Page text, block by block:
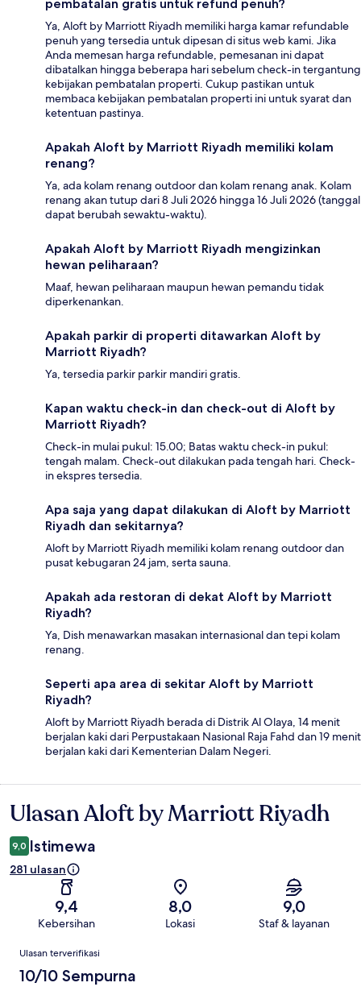
pembatalan gratis untuk refund penuh?
Ya, Aloft by Marriott Riyadh memiliki harga kamar refundable
penuh yang tersedia untuk dipesan di situs web kami. Jika
Anda memesan harga refundable, pemesanan ini dapat
dibatalkan hingga beberapa hari sebelum check-in tergantung
kebijakan pembatalan properti. Cukup pastikan untuk
membaca kebijakan pembatalan properti ini untuk syarat dan
ketentuan pastinya.
Apakah Aloft by Marriott Riyadh memiliki kolam
renang?
Ya, ada kolam renang outdoor dan kolam renang anak. Kolam
renang akan tutup dari 8 Juli 2026 hingga 16 Juli 2026 (tanggal
dapat berubah sewaktu-waktu).
Apakah Aloft by Marriott Riyadh mengizinkan
hewan peliharaan?
Maaf, hewan peliharaan maupun hewan pemandu tidak
diperkenankan.
Apakah parkir di properti ditawarkan Aloft by
Marriott Riyadh?
Ya, tersedia parkir parkir mandiri gratis.
Kapan waktu check-in dan check-out di Aloft by
Marriott Riyadh?
Check-in mulai pukul: 15.00; Batas waktu check-in pukul:
tengah malam. Check-out dilakukan pada tengah hari. Check-
in ekspres tersedia.
Apa saja yang dapat dilakukan di Aloft by Marriott
Riyadh dan sekitarnya?
Aloft by Marriott Riyadh memiliki kolam renang outdoor dan
pusat kebugaran 24 jam, serta sauna.
Apakah ada restoran di dekat Aloft by Marriott
Riyadh?
Ya, Dish menawarkan masakan internasional dan tepi kolam
renang.
Seperti apa area di sekitar Aloft by Marriott
Riyadh?
Aloft by Marriott Riyadh berada di Distrik Al Olaya, 14 menit
berjalan kaki dari Perpustakaan Nasional Raja Fahd dan 19 menit
berjalan kaki dari Kementerian Dalam Negeri.
Ulasan
Ulasan Aloft by Marriott Riyadh
9,0 Istimewa
281 ulasan
9,4
Kebersihan
8,0
Lokasi
9,0
Staf & layanan
Ulasan
Ulasan terverifikasi
10/10 Sempurna